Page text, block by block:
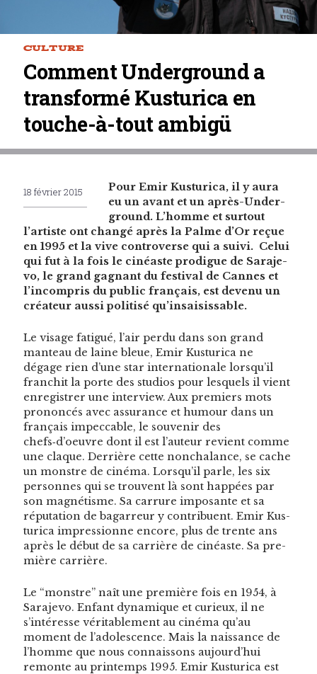
CULTURE
Comment Underground a
transformé Kusturica en
touche-à-tout ambigü
18 février 2015
Pour Emir Kus­turi­ca, il y aura
eu un avant et un après-Under­
ground. L’homme et surtout
l’artiste ont changé après la Palme d’Or reçue
en 1995 et la vive con­tro­verse qui a suivi. Celui
qui fut à la fois le cinéaste prodigue de Sara­je­
vo, le grand gag­nant du fes­ti­val de Cannes et
l’incompris du pub­lic français, est devenu un
créa­teur aus­si poli­tisé qu’insaisissable.
Le vis­age fatigué, l’air per­du dans son grand
man­teau de laine bleue, Emir Kus­turi­ca ne
dégage rien d’une star inter­na­tionale lorsqu’il
fran­chit la porte des stu­dios pour lesquels il vient
enreg­istr­er une inter­view. Aux pre­miers mots
pronon­cés avec assur­ance et humour dans un
français impec­ca­ble, le sou­venir des
chefs‑d’oeuvre dont il est l’auteur revient comme
une claque. Der­rière cette non­cha­lance, se cache
un mon­stre de ciné­ma. Lorsqu’il par­le, les six
per­son­nes qui se trou­vent là sont hap­pées par
son mag­nétisme. Sa car­rure imposante et sa
répu­ta­tion de bagar­reur y con­tribuent. Emir Kus­
turi­ca impres­sionne encore, plus de trente ans
après le début de sa car­rière de cinéaste. Sa pre­
mière carrière.
Le “mon­stre” naît une pre­mière fois en 1954, à
Sara­je­vo. Enfant dynamique et curieux, il ne
s’intéresse véri­ta­ble­ment au ciné­ma qu’au
moment de l’adolescence. Mais la nais­sance de
l’homme que nous con­nais­sons aujourd’hui
remonte au print­emps 1995. Emir Kus­turi­ca est